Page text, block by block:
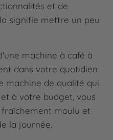
et de
signifie mettre un peu
machine à café à
dans votre quotidien
machine de qualité qui
à votre budget, vous
moulu et
la journée.